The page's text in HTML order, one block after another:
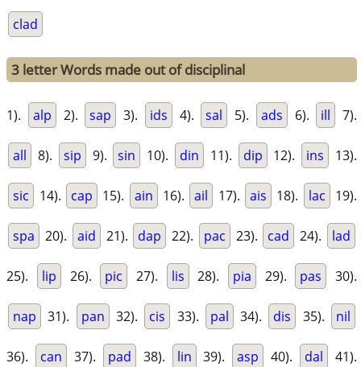
clad
3 letter Words made out of disciplinal
1). alp 2). sap 3). ids 4). sal 5). ads 6). ill 7).
all 8). sip 9). sin 10). din 11). dip 12). ins 13).
sic 14). cap 15). ain 16). ail 17). ais 18). lac 19).
spa 20). aid 21). dap 22). pac 23). cad 24). lad
25). lip 26). pic 27). lis 28). pia 29). pas 30).
nap 31). pan 32). cis 33). pal 34). dis 35). nil
36). can 37). pad 38). lin 39). asp 40). dal 41).